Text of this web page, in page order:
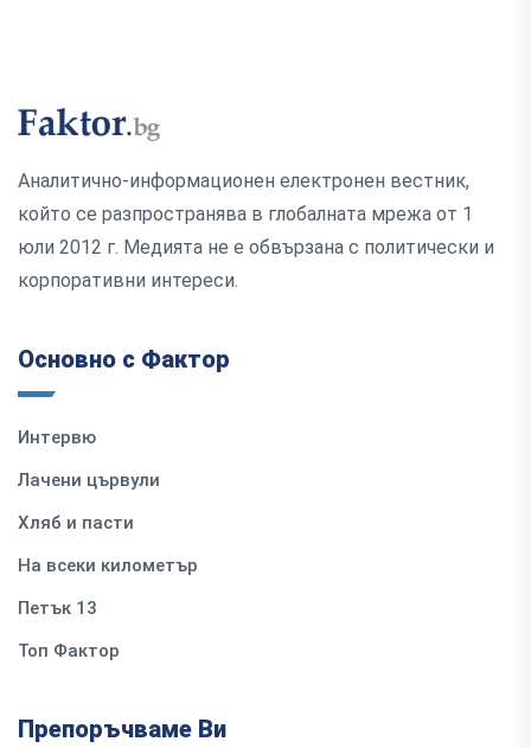
Аналитично-информационен електронен вестник,
който се разпространява в глобалната мрежа от 1
юли 2012 г. Медията не е обвързана с политически и
корпоративни интереси.
Основно с Фактор
Интервю
Лачени цървули
Хляб и пасти
На всеки километър
Петък 13
Топ Фактор
Препоръчваме Ви